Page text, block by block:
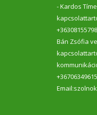
- Kardos
Bán Zsófia
+36706349615